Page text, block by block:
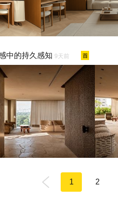
中的持久感知 9天前
1 2